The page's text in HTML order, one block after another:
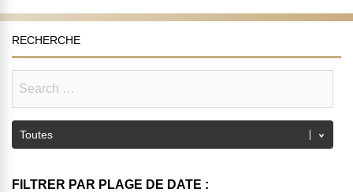
RECHERCHE
FILTRER PAR PLAGE DE DATE :